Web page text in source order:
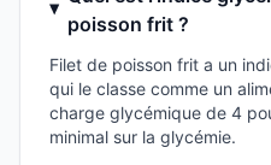
poisson frit ?
Filet de poisson frit a un
qui le classe comme un
charge glycémique de 4
minimal sur la glycémie.